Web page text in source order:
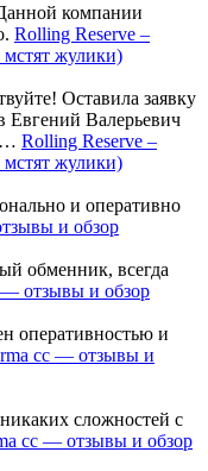
компании
Rolling Reserve –
жулики)
Оставила заявку
Евгений Валерьевич
Rolling Reserve –
жулики)
и оперативно
и обзор
обменник, всегда
— отзывы и обзор
оперативностью и
cc — отзывы и
никаких сложностей с
cc — отзывы и обзор